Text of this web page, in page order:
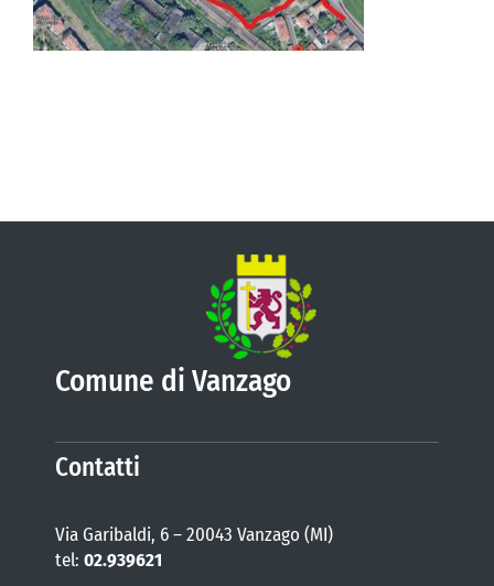
VIVERE VANZAGO
Comune di Vanzago
Contatti
Via Garibaldi, 6 – 20043 Vanzago (MI)
tel: 02.939621